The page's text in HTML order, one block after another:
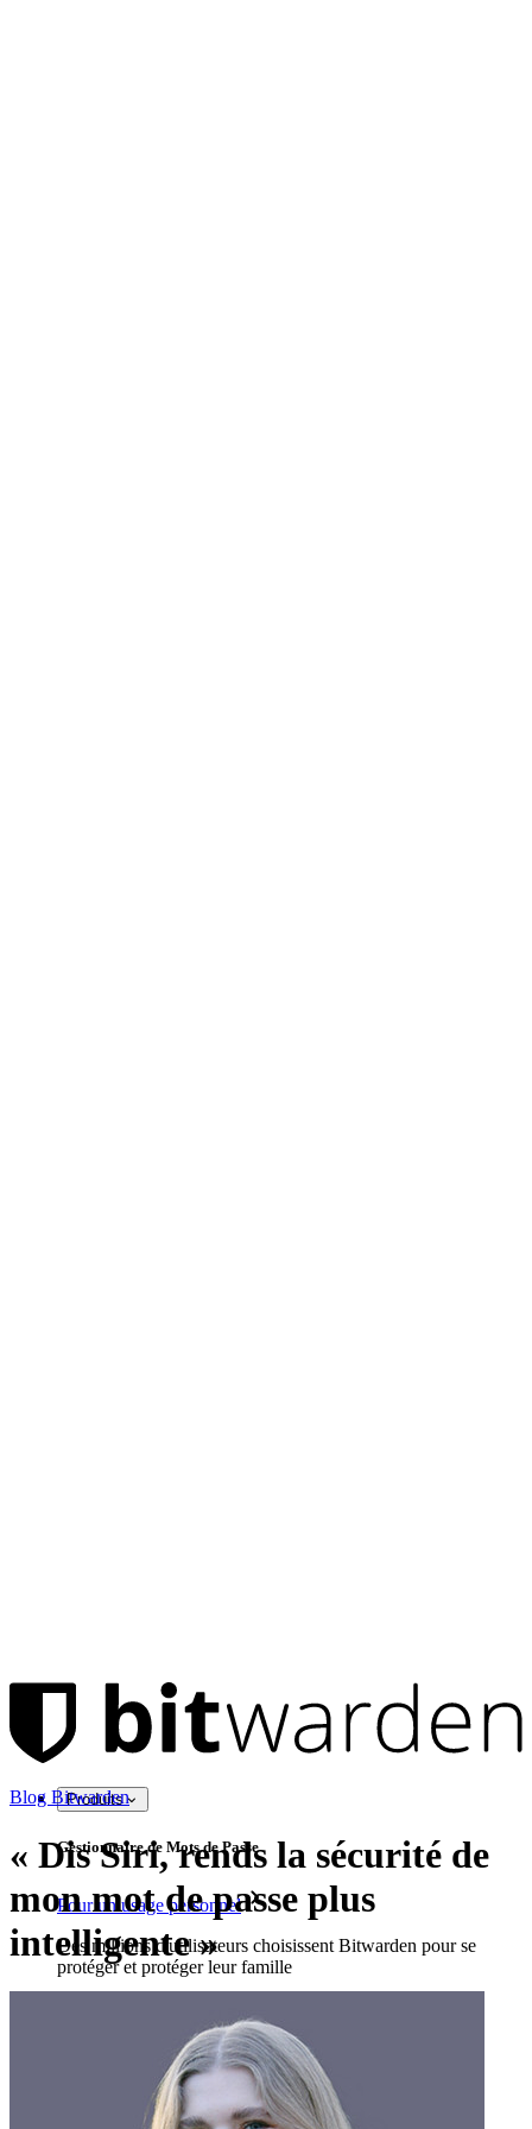
Produits
Gestionnaire de Mots de Passe
Pour un usage personnel
Des millions d'utilisateurs choisissent Bitwarden pour se
protéger et protéger leur famille
Pour les entreprises
Blog Bitwarden
« Dis Siri, rends la sécurité de
mon mot de passe plus
intelligente »